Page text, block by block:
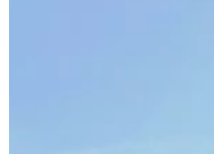
Moments paving – it is up to you which